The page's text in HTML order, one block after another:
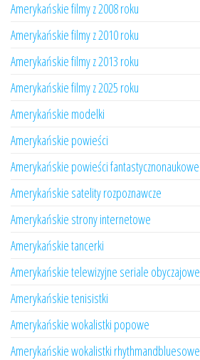
Amerykańskie filmy z 2008 roku
Amerykańskie filmy z 2010 roku
Amerykańskie filmy z 2013 roku
Amerykańskie filmy z 2025 roku
Amerykańskie modelki
Amerykańskie powieści
Amerykańskie powieści fantastycznonaukowe
Amerykańskie satelity rozpoznawcze
Amerykańskie strony internetowe
Amerykańskie tancerki
Amerykańskie telewizyjne seriale obyczajowe
Amerykańskie tenisistki
Amerykańskie wokalistki popowe
Amerykańskie wokalistki rhythmandbluesowe